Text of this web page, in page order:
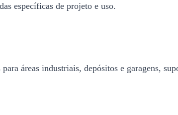
específicas de projeto e uso.
áreas industriais, depósitos e garagens,